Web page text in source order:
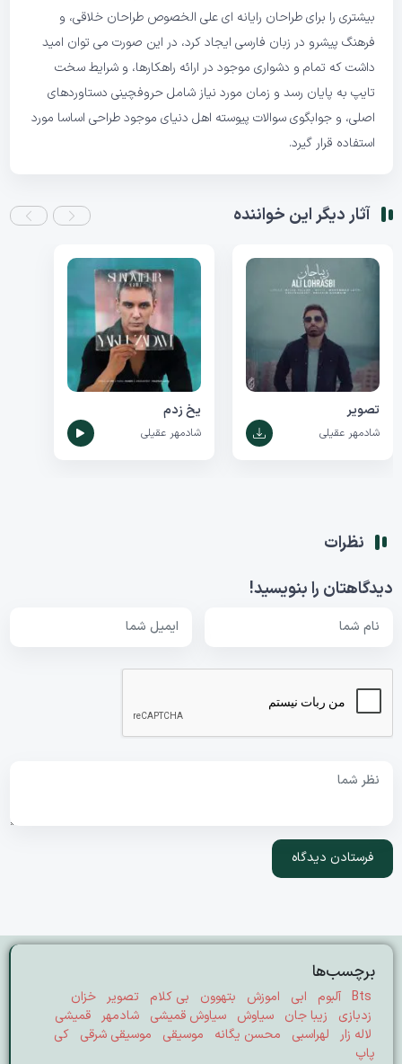
بیشتری را برای طراحان رایانه ای علی الخصوص طراحان خلاقی، و
فرهنگ پیشرو در زبان فارسی ایجاد کرد، در این صورت می توان امید
داشت که تمام و دشواری موجود در ارائه راهکارها، و شرایط سخت
تایپ به پایان رسد و زمان مورد نیاز شامل حروفچینی دستاوردهای
اصلی، و جوابگوی سوالات پیوسته اهل دنیای موجود طراحی اساسا مورد
استفاده قرار گیرد.
آثار دیگر این خواننده
تصویر
شادمهر عقیلی
یخ زدم
شادمهر عقیلی
نظرات
دیدگاهتان را بنویسید!
برچسب‌ها
Bts آلبوم ابی اموزش بتهوون بی کلام تصویر
خزان
زدبازی
زیبا جان سیاوش سیاوش قمیشی شادمهر
قمیشی
لاله زار
لهراسبی محسن یگانه موسیقی موسیقی شرقی
کی
پاپ